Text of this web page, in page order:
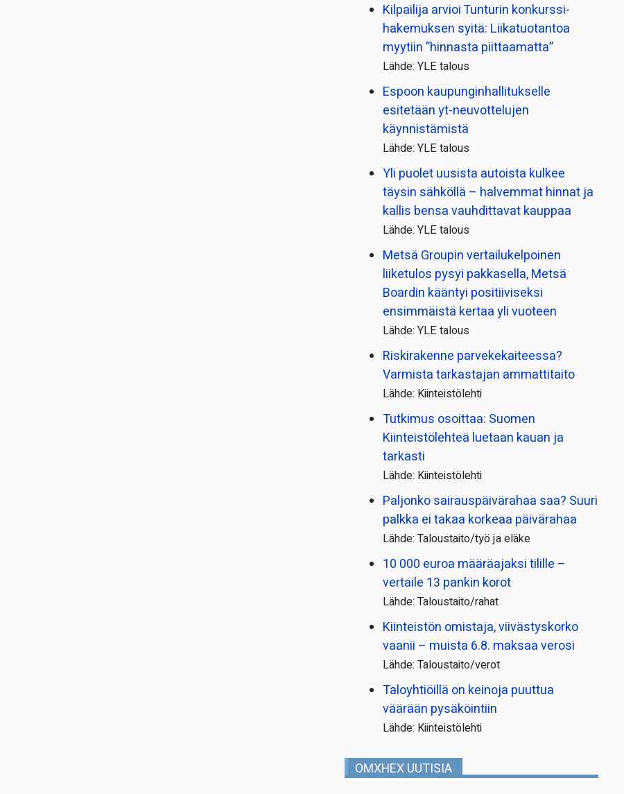
Kilpailija arvioi Tunturin konkurssi­
hakemuksen syitä: Liikatuotantoa
myytiin ”hinnasta piittaamatta”
Lähde: YLE talous
Espoon kaupungin­hallitukselle
esitetään yt-neuvottelujen
käynnistämistä
Lähde: YLE talous
Yli puolet uusista autoista kulkee
täysin sähköllä – halvemmat hinnat ja
kallis bensa vauhdittavat kauppaa
Lähde: YLE talous
Metsä Groupin vertailu­kelpoinen
liiketulos pysyi pakkasella, Metsä
Boardin kääntyi positiiviseksi
ensimmäistä kertaa yli vuoteen
Lähde: YLE talous
Riskirakenne parvekekaiteessa?
Varmista tarkastajan ammattitaito
Lähde: Kiinteistölehti
Tutkimus osoittaa: Suomen
Kiinteistölehteä luetaan kauan ja
tarkasti
Lähde: Kiinteistölehti
Paljonko sairauspäivä­rahaa saa? Suuri
palkka ei takaa korkeaa päivärahaa
Lähde: Taloustaito/työ ja eläke
10 000 euroa määräajaksi tilille –
vertaile 13 pankin korot
Lähde: Taloustaito/rahat
Kiinteistön omistaja, viivästyskorko
vaanii – muista 6.8. maksaa verosi
Lähde: Taloustaito/verot
Taloyhtiöillä on keinoja puuttua
väärään pysäköintiin
Lähde: Kiinteistölehti
OMXHEX UUTISIA